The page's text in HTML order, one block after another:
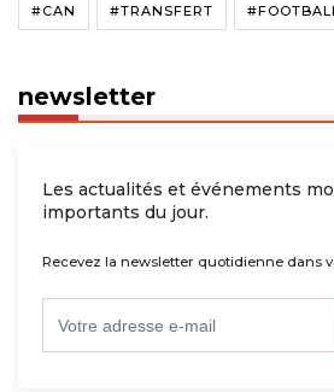
#CAN #TRANSFERT
newsletter
Les actualités et événements
importants du jour.
Recevez la newsletter quotidienne dans